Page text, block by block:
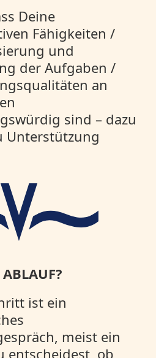
Deine
Fähigkeiten /
und
der Aufgaben /
an
sind – dazu
Unterstützung
ist ein
meist ein
entscheidest, ob